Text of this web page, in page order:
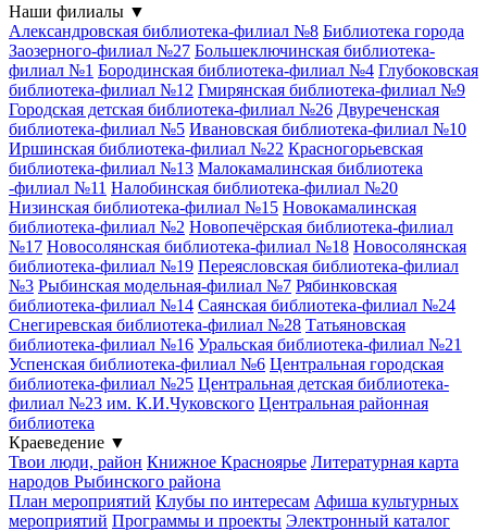
Наши филиалы ▼
Александровская библиотека-филиал №8 Библиотека города
Заозерного-филиал №27 Большеключинская библиотека-
филиал №1 Бородинская библиотека-филиал №4 Глубоковская
библиотека-филиал №12 Гмирянская библиотека-филиал №9
Городская детская библиотека-филиал №26 Двуреченская
библиотека-филиал №5 Ивановская библиотека-филиал №10
Иршинская библиотека-филиал №22 Красногорьевская
библиотека-филиал №13 Малокамалинская библиотека
-филиал №11 Налобинская библиотека-филиал №20
Низинская библиотека-филиал №15 Новокамалинская
библиотека-филиал №2 Новопечёрская библиотека-филиал
№17 Новосолянская библиотека-филиал №18 Новосолянская
библиотека-филиал №19 Переясловская библиотека-филиал
№3 Рыбинская модельная-филиал №7 Рябинковская
библиотека-филиал №14 Саянская библиотека-филиал №24
Снегиревская библиотека-филиал №28 Татьяновская
библиотека-филиал №16 Уральская библиотека-филиал №21
Успенская библиотека-филиал №6 Центральная городская
библиотека-филиал №25 Центральная детская библиотека-
филиал №23 им. К.И.Чуковского Центральная районная
библиотека
Краеведение ▼
Твои люди, район Книжное Красноярье Литературная карта
народов Рыбинского района
План мероприятий Клубы по интересам Афиша культурных
мероприятий Программы и проекты Электронный каталог